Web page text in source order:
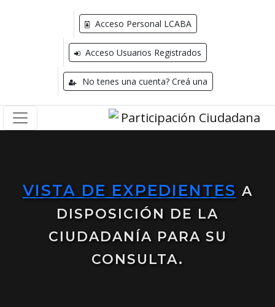
Acceso Personal LCABA
Acceso Usuarios Registrados
No tenes una cuenta? Creá una
VISTA DE EXPEDIENTES A
DISPOSICIÓN DE LA
CIUDADANÍA PARA SU
CONSULTA.